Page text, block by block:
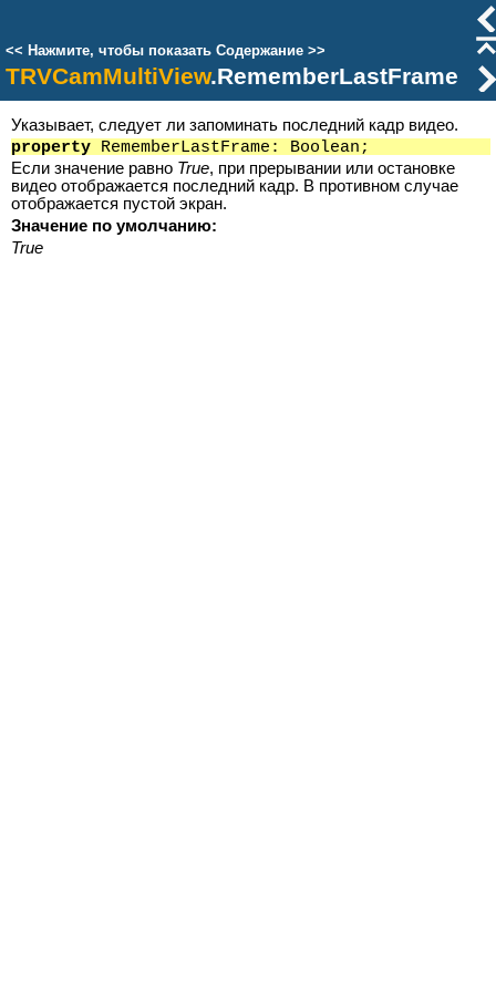
<< Нажмите, чтобы показать Содержание >>
TRVCamMultiView.RememberLastFrame
Указывает, следует ли запоминать последний кадр видео.
property RememberLastFrame: Boolean;
Если значение равно True, при прерывании или остановке
видео отображается последний кадр. В противном случае
отображается пустой экран.
Значение по умолчанию:
True